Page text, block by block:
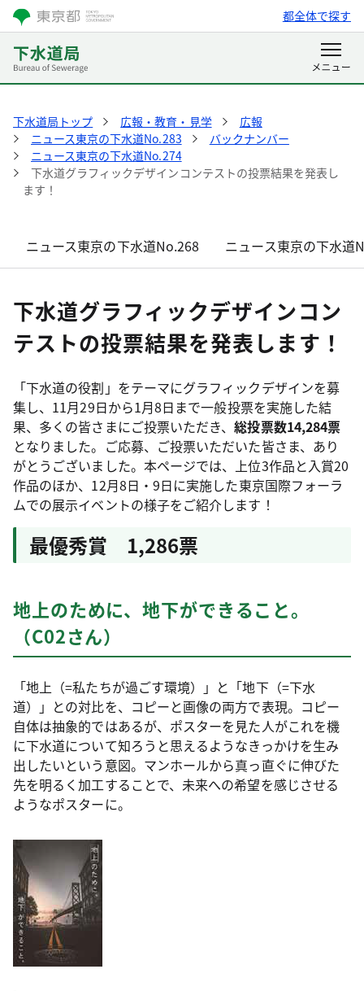
都全体で探す
下水道局トップ 広報・教育・見学
広報
ニュース東京の下水道No.283
バックナンバー
ニュース東京の下水道No.274
下水道グラフィックデザインコンテストの投票結果を発表し
ます！
ニュース東京の下水道No.268 ニュース東京の下水道
下水道グラフィックデザインコン
テストの投票結果を発表します！
「下水道の役割」をテーマにグラフィックデザインを募
集し、11月29日から1月8日まで一般投票を実施した結
果、多くの皆さまにご投票いただき、総投票数14,284票
となりました。ご応募、ご投票いただいた皆さま、あり
がとうございました。本ページでは、上位3作品と入賞20
作品のほか、12月8日・9日に実施した東京国際フォーラ
ムでの展示イベントの様子をご紹介します！
最優秀賞 1,286票
地上のために、地下ができること。
（C02さん）
「地上（=私たちが過ごす環境）」と「地下（=下水
道）」との対比を、コピーと画像の両方で表現。コピー
自体は抽象的ではあるが、ポスターを見た人がこれを機
に下水道について知ろうと思えるようなきっかけを生み
出したいという意図。マンホールから真っ直ぐに伸びた
先を明るく加工することで、未来への希望を感じさせる
ようなポスターに。